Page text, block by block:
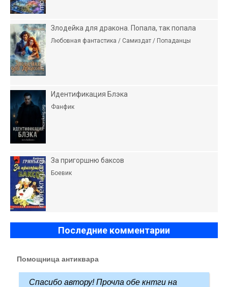
Злодейка для дракона. Попала, так попала
Любовная фантастика / Самиздат / Попаданцы
Идентификация Блэка
Фанфик
За пригоршню баксов
Боевик
Последние комментарии
Помощница антиквара
Спасибо автору! Прочла обе кнтги на